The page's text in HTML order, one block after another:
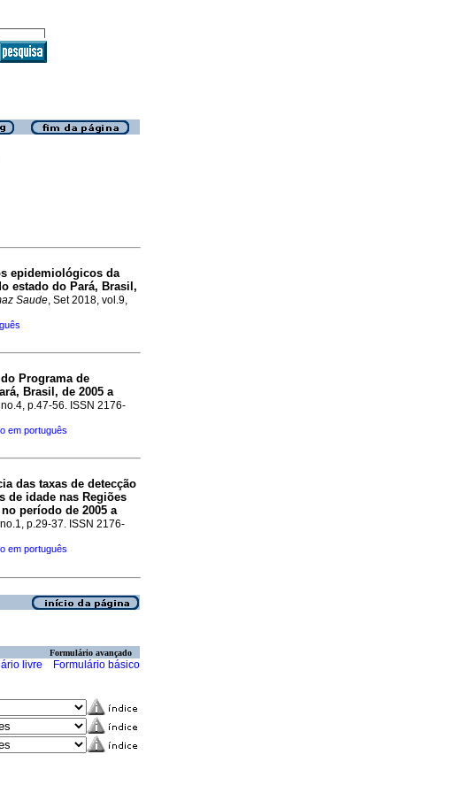
epidemiológicos da
estado do Pará, Brasil,
Saude, Set 2018, vol.9,
Programa de
Brasil, de 2005 a
p.47-56. ISSN 2176-
em português
das taxas de detecção
de idade nas Regiões
período de 2005 a
p.29-37. ISSN 2176-
em português
Formulário avançado
livre Formulário básico